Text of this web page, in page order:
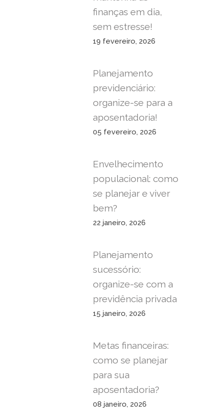
finanças em dia,
sem estresse!
19 fevereiro, 2026
Planejamento
previdenciário:
organize-se para a
aposentadoria!
05 fevereiro, 2026
Envelhecimento
populacional: como
se planejar e viver
bem?
22 janeiro, 2026
Planejamento
sucessório:
organize-se com a
previdência privada
15 janeiro, 2026
Metas financeiras:
como se planejar
para sua
aposentadoria?
08 janeiro, 2026